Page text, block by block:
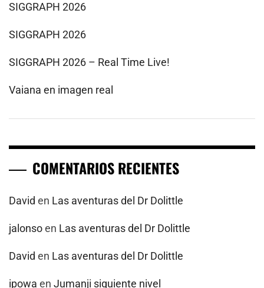
SIGGRAPH 2026
SIGGRAPH 2026
SIGGRAPH 2026 – Real Time Live!
Vaiana en imagen real
COMENTARIOS RECIENTES
David en Las aventuras del Dr Dolittle
jalonsoen Las aventuras del Dr Dolittle
David en Las aventuras del Dr Dolittle
ipowa en Jumanji siguiente nivel